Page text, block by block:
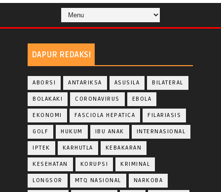
DAPUR REDAKSI
ABORSI ANTARIKSA ASUSILA BILATERAL
BOLAKAKI CORONAVIRUS EBOLA
EKONOMI FASCIOLA HEPATICA FILARIASIS
GOLF HUKUM IBU ANAK INTERNASIONAL
IPTEK KARHUTLA KEBAKARAN
KESEHATAN KORUPSI KRIMINAL
LONGSOR MTQ NASIONAL NARKOBA